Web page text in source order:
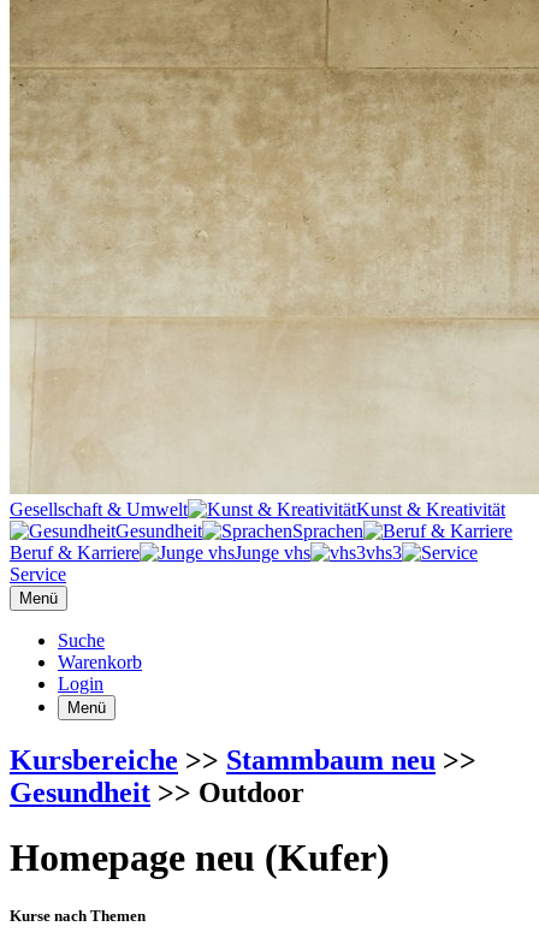
Gesellschaft & Umwelt
Kunst & Kreativität
Gesundheit
Sprachen
Beruf & Karriere
Junge vhs
vhs3
Service
Menü
Suche
Warenkorb
Login
Menü
Kursbereiche >> Stammbaum neu >>
Gesundheit >> Outdoor
Homepage neu (Kufer)
Kurse nach Themen